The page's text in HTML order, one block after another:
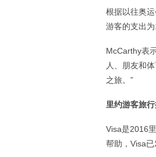
根据以往奥
游客的支出
McCarthy表
人、朋友和
之旅。”
里约游客旅
Visa是2016
帮助，Visa